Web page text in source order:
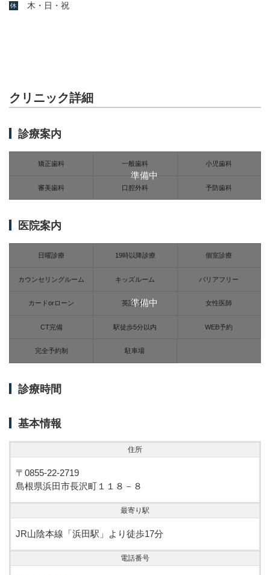
木・日・祝
クリニック詳細
診療案内
準備中
矯正歯科 一般歯科 小児歯科
審美歯科 口腔外科 予防歯科
医院案内
準備中
日曜診療 19時以降診療 個室診療
カウンセリングルーム キッズルーム バリアフリー
カードorローン 英語対応 女性医師
CT完備 駅徒歩5分以内 WEB予約
完全予約制 駐車場
診療時間
基本情報
住所
〒0855-22-2719
島根県浜田市長沢町１１８－８
最寄り駅
JR山陰本線「浜田駅」より徒歩17分
電話番号